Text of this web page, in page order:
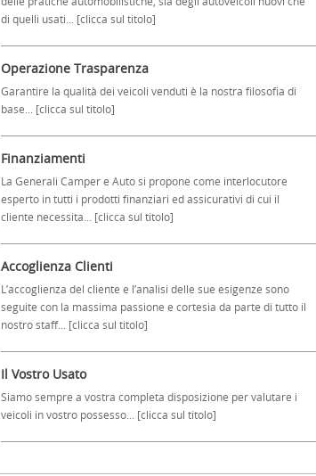
di quelli usati... [clicca sul titolo]
Operazione Trasparenza
Garantire la qualità dei veicoli venduti è la nostra filosofia di
base... [clicca sul titolo]
Finanziamenti
La Generali Camper e Auto si propone come interlocutore
esperto in tutti i prodotti finanziari ed assicurativi di cui il
cliente necessita... [clicca sul titolo]
Accoglienza Clienti
L’accoglienza del cliente e l’analisi delle sue esigenze sono
seguite con la massima passione e cortesia da parte di tutto il
nostro staff... [clicca sul titolo]
Il Vostro Usato
Siamo sempre a vostra completa disposizione per valutare i
veicoli in vostro possesso... [clicca sul titolo]